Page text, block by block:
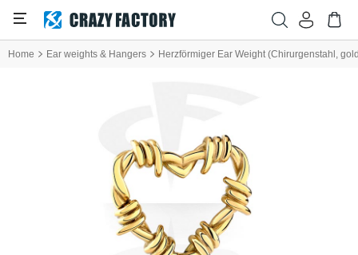
Home Ear weights & Hangers Herzförmiger Ear Weight (Chirurgenstahl,